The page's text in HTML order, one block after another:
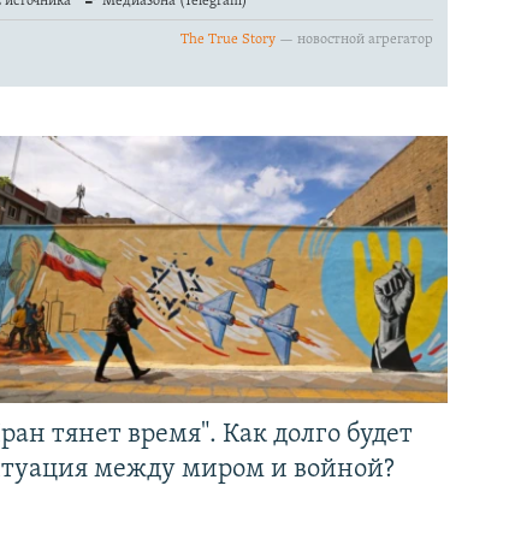
тянет время". Как долго будет
между миром и войной?